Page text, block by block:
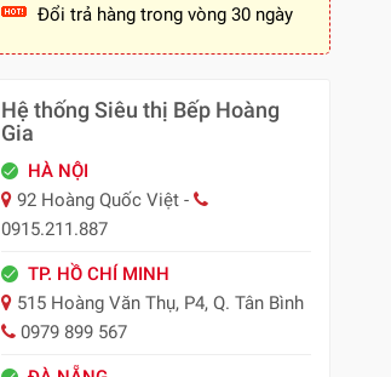
Đổi trả hàng trong vòng 30 ngày
Hệ thống Siêu thị Bếp Hoàng
Gia
HÀ NỘI
92 Hoàng Quốc Việt -
0915.211.887
TP. HỒ CHÍ MINH
515 Hoàng Văn Thụ, P4, Q. Tân Bình
0979 899 567